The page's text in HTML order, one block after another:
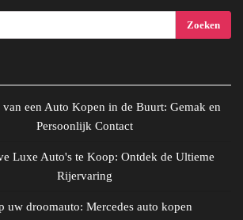
van een Auto Kopen in de Buurt: Gemak en
Persoonlijk Contact
Luxe Auto's te Koop: Ontdek de Ultieme
Rijervaring
uw droomauto: Mercedes auto kopen